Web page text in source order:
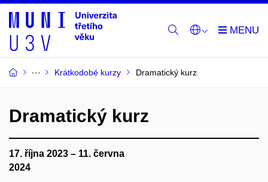
Krátkodobé kurzy Dramatický kurz
Dramatický kurz
17. října 2023 – 11. června
2024